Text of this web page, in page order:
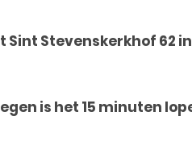
Sint Stevenskerkhof 62
is het 15 minuten